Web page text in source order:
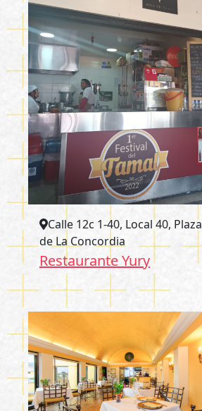
Calle 12c 1-40, Local 40, Plaza
de La Concordia
Restaurante Yury